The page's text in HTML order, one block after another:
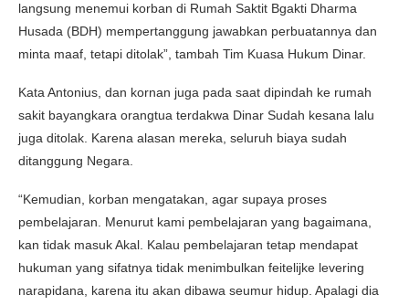
langsung menemui korban di Rumah Saktit Bgakti Dharma
Husada (BDH) mempertanggung jawabkan perbuatannya dan
minta maaf, tetapi ditolak”, tambah Tim Kuasa Hukum Dinar.
Kata Antonius, dan kornan juga pada saat dipindah ke rumah
sakit bayangkara orangtua terdakwa Dinar Sudah kesana lalu
juga ditolak. Karena alasan mereka, seluruh biaya sudah
ditanggung Negara.
“Kemudian, korban mengatakan, agar supaya proses
pembelajaran. Menurut kami pembelajaran yang bagaimana,
kan tidak masuk Akal. Kalau pembelajaran tetap mendapat
hukuman yang sifatnya tidak menimbulkan feitelijke levering
narapidana, karena itu akan dibawa seumur hidup. Apalagi dia